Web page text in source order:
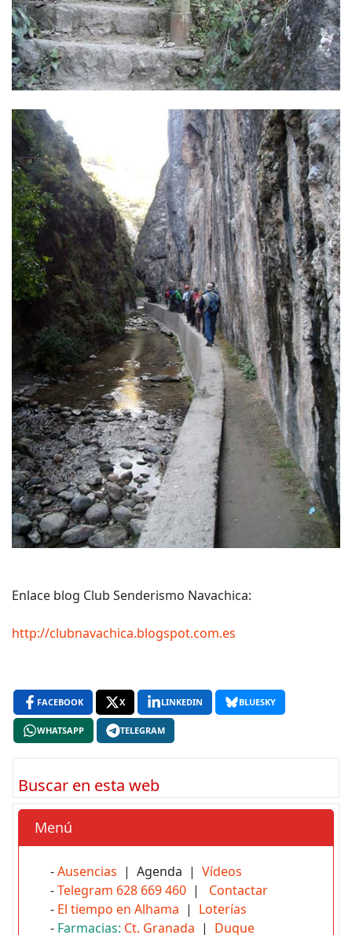
Enlace blog Club Senderismo Navachica:
http://clubnavachica.blogspot.com.es
FACEBOOK X LINKEDIN BLUESKY
WHATSAPP TELEGRAM
Buscar en esta web
Menú
-Ausencias | Agenda | Vídeos
-Telegram 628 669 460 | Contactar
- El tiempo en Alhama | Loterías
- Farmacias: Ct. Granada | Duque